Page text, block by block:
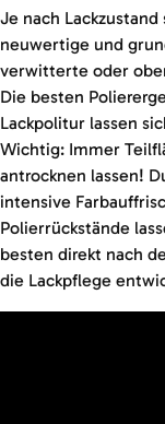
Je nach
neuwertige und
verwitterte oder
Die besten
Lackpolitur lassen
Wichtig: Immer
antrocknen lassen!
intensive
Polierrückstände
besten direkt nach
die Lackpflege